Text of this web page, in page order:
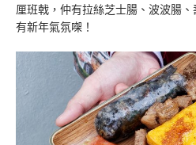
厘班戟，仲有拉絲芝士腸、波波腸
有新年氣氛㗎！